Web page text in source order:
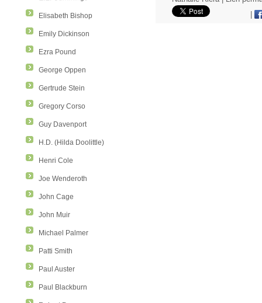
Elisabeth Bishop
Emily Dickinson
Ezra Pound
George Oppen
Gertrude Stein
Gregory Corso
Guy Davenport
H.D. (Hilda Doolittle)
Henri Cole
Joe Wenderoth
John Cage
John Muir
Michael Palmer
Patti Smith
Paul Auster
Paul Blackburn